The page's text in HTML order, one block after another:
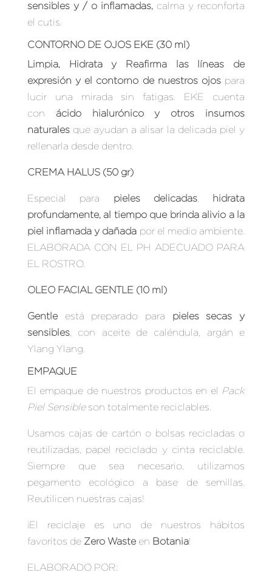
sensibles y / o inflamadas, calma y reconforta
el cutis.
CONTORNO DE OJOS EKE (30 ml)
Limpia, Hidrata y Reafirma las líneas de
expresión y el contorno de nuestros ojos para
lucir una mirada sin fatigas. EKE cuenta
con ácido hialurónico y otros insumos
naturalesque ayudan a alisar la delicada piel y
rellenarla desde dentro.
CREMA HALUS (50 gr)
Especial para pieles delicadas,
hidrata
profundamente, al tiempo que brinda alivio a la
piel inflamada y dañada por el medio ambiente.
ELABORADA CON EL PH ADECUADO PARA
EL ROSTRO.
OLEO FACIAL GENTLE (10 ml)
Gentleestá preparado para pieles secas y
sensibles, con aceite de caléndula, argán e
Ylang Ylang.
EMPAQUE
El empaque de nuestros productos en el
Pack
Piel Sensible son totalmente reciclables.
Usamos cajas de cartón o bolsas recicladas o
reutilizadas, papel reciclado y cinta reciclable.
Siempre que sea necesario, utilizamos
pegamento ecológico a base de semillas.
Reutilicen nuestras cajas!
¡El reciclaje es uno de nuestros hábitos
favoritos de Zero Wasteen Botania!
ELABORADO POR: